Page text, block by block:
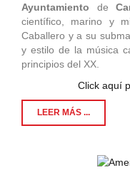
Ayuntamiento de
científico, marino y
Caballero y a su
y estilo de la música
principios del XX.
Click aquí
LEER MÁS ...